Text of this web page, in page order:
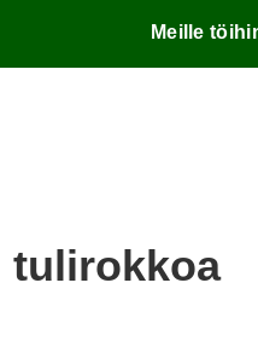
Meil­le
tu­li­rok­koa